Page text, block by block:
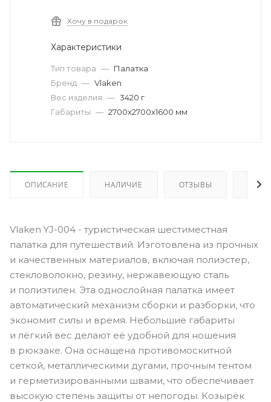
Хочу в подарок
Характеристики
Тип товара — Палатка
Бренд — Vlaken
Вес изделия — 3420 г
Габариты — 2700x2700x1600 мм
ОПИСАНИЕ НАЛИЧИЕ ОТЗЫВЫ КАК
Vlaken YJ-004 - туристическая шестиместная
палатка для путешествий. Изготовлена из прочных
и качественных материалов, включая полиэстер,
стекловолокно, резину, нержавеющую сталь
и полиэтилен. Эта однослойная палатка имеет
автоматический механизм сборки и разборки, что
экономит силы и время. Небольшие габариты
и лёгкий вес делают её удобной для ношения
в рюкзаке. Она оснащена противомоскитной
сеткой, металлическими дугами, прочным тентом
и герметизированными швами, что обеспечивает
высокую степень защиты от непогоды. Козырёк